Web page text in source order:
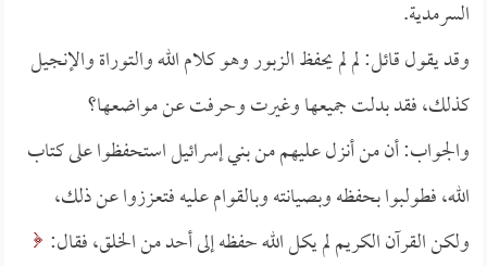
السرمدية.
وقد يقول قائل: لم لم يحفظ الزبور وهو كلام الله والتوراة والإنجيل
كذلك، فقد بدلت جميعها وغيرت وحرفت عن مواضعها؟
والجواب: أن من أنزل عليهم من بني إسرائيل استحفظوا على كتاب
الله، فطولبوا بحفظه وبصيانته وبالقوام عليه فتعززوا عن ذلك،
ولكن القرآن الكريم لم يكل الله حفظه إلى أحد من الخلق، فقال: